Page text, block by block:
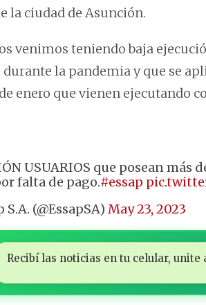
la ciudad de Asunción.
venimos teniendo baja
durante la pandemia y que se
enero que vienen ejecutando
USUARIOS que posean
falta de pago.#essap
(@EssapSA) May 23, 2023
Recibí las noticias en tu celular, unite